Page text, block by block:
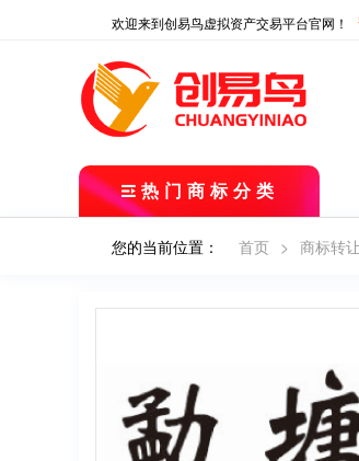
欢迎来到创易鸟虚拟资产交易平台官网！
热门商标分类
您的当前位置： 首页 > 商标转让